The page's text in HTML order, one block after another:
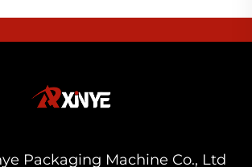
Packaging Machine Co., Ltd